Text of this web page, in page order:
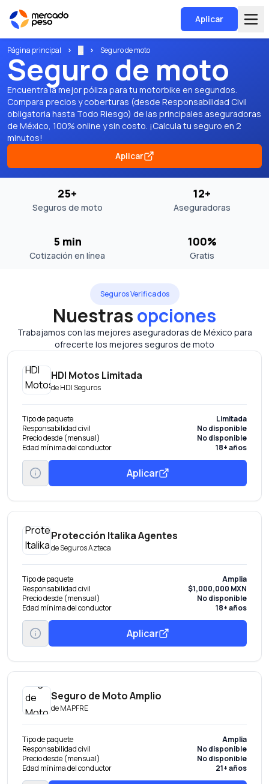
Aplicar
Página principal Seguro de moto
Seguro de moto
Encuentra la mejor póliza para tu motorbike en segundos.
Compara precios y coberturas (desde Responsabilidad Civil
obligatoria hasta Todo Riesgo) de las principales aseguradoras
de México, 100% online y sin costo. ¡Calcula tu seguro en 2
minutos!
Aplicar
25+
Seguros de moto
12+
Aseguradoras
5 min
Cotización en línea
100%
Gratis
Seguros Verificados
Nuestrasopciones
Trabajamos con las mejores aseguradoras de México para
ofrecerte los mejores seguros de moto
HDI Motos Limitada
deHDI Seguros
Tipo de paquete
Limitada
Responsabilidad civil
No disponible
Precio desde (mensual)
No disponible
Edad mínima del conductor
18+ años
Aplicar
Protección Italika Agentes
deSeguros Azteca
Tipo de paquete
Amplia
Responsabilidad civil
$1,000,000 MXN
Precio desde (mensual)
No disponible
Edad mínima del conductor
18+ años
Aplicar
Seguro de Moto Amplio
deMAPFRE
Tipo de paquete
Amplia
Responsabilidad civil
No disponible
Precio desde (mensual)
No disponible
Edad mínima del conductor
21+ años